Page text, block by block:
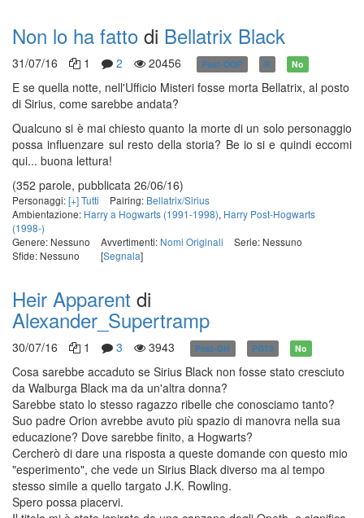
Non lo ha fatto di Bellatrix Black
31/07/16 1 2 20456 Post-OOP R No
E se quella notte, nell'Ufficio Misteri fosse morta Bellatrix, al posto
di Sirius, come sarebbe andata?
Qualcuno si è mai chiesto quanto la morte di un solo personaggio
possa influenzare sul resto della storia? Be io si e quindi eccomi
qui... buona lettura!
(352 parole, pubblicata 26/06/16)
Personaggi:[+] Tutti Pairing: Bellatrix/Sirius
Ambientazione: Harry a Hogwarts (1991-1998), Harry Post-Hogwarts
(1998-)
Genere: Nessuno
Avvertimenti: Nomi Originali
Serie: Nessuno
Sfide: Nessuno
[Segnala]
Heir Apparent di
Alexander_Supertramp
30/07/16 1 3 3943 Post-DH PG13 No
Cosa sarebbe accaduto se Sirius Black non fosse stato cresciuto
da Walburga Black ma da un'altra donna?
Sarebbe stato lo stesso ragazzo ribelle che conosciamo tanto?
Suo padre Orion avrebbe avuto più spazio di manovra nella sua
educazione? Dove sarebbe finito, a Hogwarts?
Cercherò di dare una risposta a queste domande con questo mio
"esperimento", che vede un Sirius Black diverso ma al tempo
stesso simile a quello targato J.K. Rowling.
Spero possa piacervi.